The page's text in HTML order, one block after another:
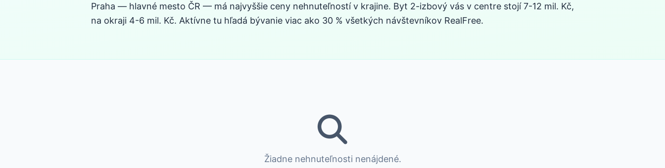
Praha — hlavné mesto ČR — má najvyššie ceny nehnuteľností v krajine. Byt 2-izbový vás v centre stojí 7-12 mil. Kč,
na okraji 4-6 mil. Kč. Aktívne tu hľadá bývanie viac ako 30 % všetkých návštevníkov RealFree.
Žiadne nehnuteľnosti nenájdené.